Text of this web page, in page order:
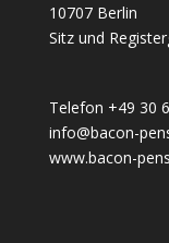
10707 Berlin
Sitz und
Telefon +49 30
info@bacon-
www.bacon-